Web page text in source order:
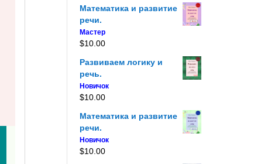
Математика и развитие
речи.
Мастер
$10.00
Развиваем логику и
речь.
Новичок
$10.00
Математика и развитие
речи.
Новичок
$10.00